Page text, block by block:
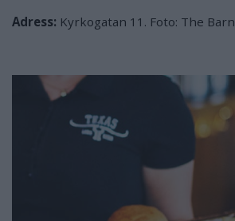
Adress: Kyrkogatan 11. Foto: The Barn